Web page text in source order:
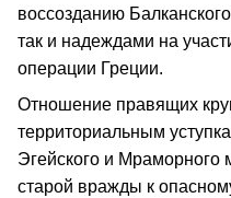
воссозданию
так и надеждами на
операции Греции.
Отношение правящих
территориальным
Эгейского и Мраморного
старой вражды к